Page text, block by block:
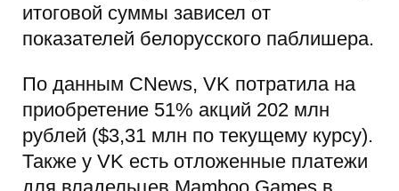
итоговой суммы зависел от
показателей белорусского паблишера.
По данным CNews, VK потратила на
приобретение 51% акций 202 млн
рублей ($3,31 млн по текущему курсу).
Также у VK есть отложенные платежи